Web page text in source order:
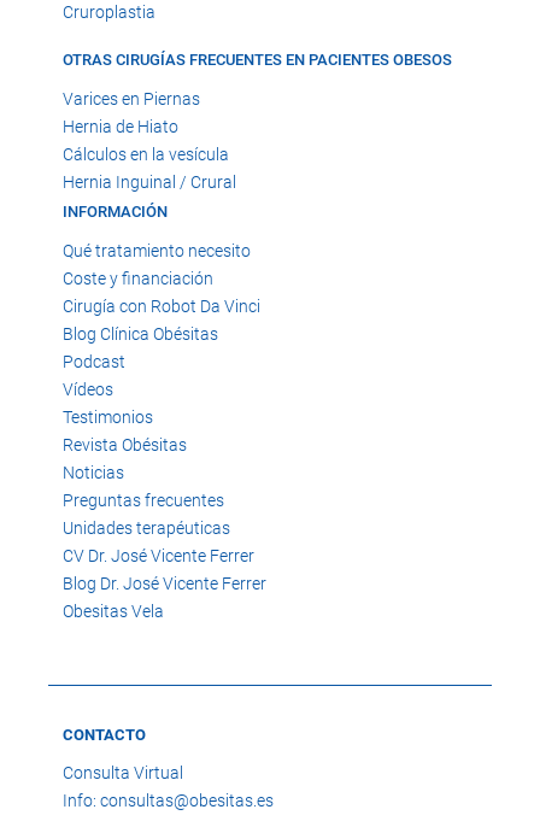
Cruroplastia
OTRAS CIRUGÍAS FRECUENTES EN PACIENTES OBESOS
Varices en Piernas
Hernia de Hiato
Cálculos en la vesícula
Hernia Inguinal / Crural
INFORMACIÓN
Qué tratamiento necesito
Coste y financiación
Cirugía con Robot Da Vinci
Blog Clínica Obésitas
Podcast
Vídeos
Testimonios
Revista Obésitas
Noticias
Preguntas frecuentes
Unidades terapéuticas
CV Dr. José Vicente Ferrer
Blog Dr. José Vicente Ferrer
Obesitas Vela
CONTACTO
Consulta Virtual
Info: consultas@obesitas.es